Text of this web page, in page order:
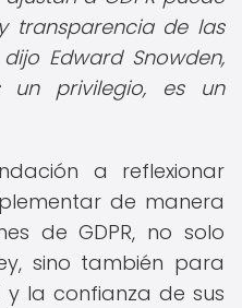
transparencia de las
Edward Snowden,
privilegio, es un
a reflexionar
de manera
de GDPR, no solo
sino también para
la confianza de sus